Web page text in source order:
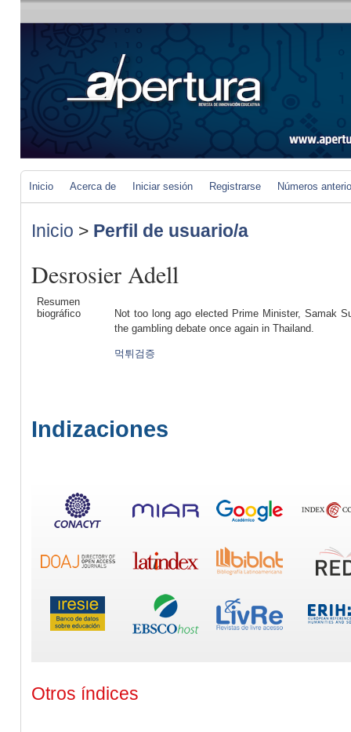
Inicio Acerca de Iniciar sesión Registrarse Números
Inicio > Perfil de usuario/a
Desrosier Adell
Resumen
biográfico
Not too long ago elected Prime Minister, Samak
the gambling debate once again in Thailand.
먹튀검증
Indizaciones
Otros índices